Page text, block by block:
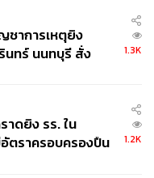
ชาการเหตุยิง
นทร์ นนทบุรี สั่ง
1.3K
ดยิง รร. ใน
ตราครอบครองปืน
1.2K